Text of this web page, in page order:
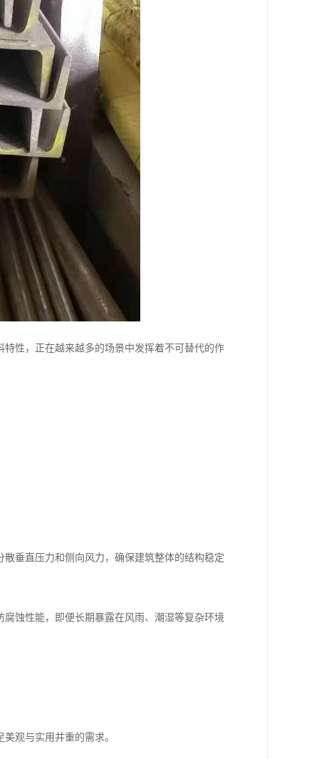
性，正在越来越多的场景中发挥着不可替代的作
垂直压力和侧向风力，确保建筑整体的结构稳定
蚀性能，即便长期暴露在风雨、潮湿等复杂环境
观与实用并重的需求。